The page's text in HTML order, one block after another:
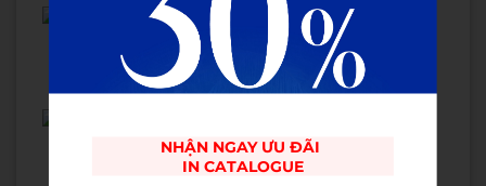
NHẬN NGAY ƯU ĐÃI
IN CATALOGUE